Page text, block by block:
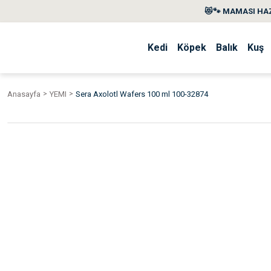
😻🐾 MAMASI
Kedi Köpek Balık Kuş
Anasayfa YEMI Sera Axolotl Wafers 100 ml 100-32874